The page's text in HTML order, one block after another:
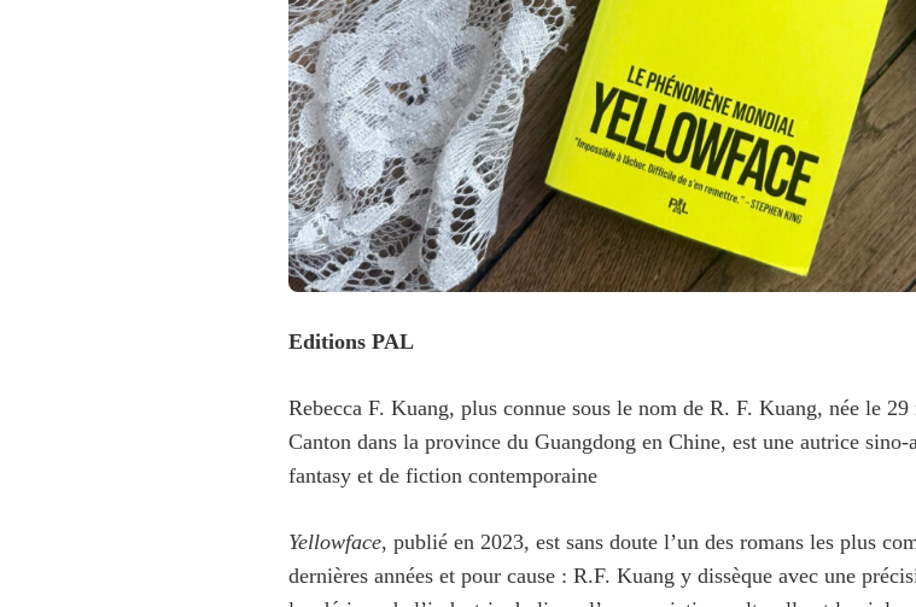
Editions PAL
Rebecca F. Kuang, plus connue sous le nom de R. F. Kuang, née le 29
Canton dans la province du Guangdong en Chine, est une autrice sino-
fantasy et de fiction contemporaine
Yellowface, publié en 2023, est sans doute l’un des romans les plus
dernières années et pour cause : R.F. Kuang y dissèque avec une